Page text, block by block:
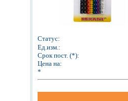
Статус:
Ед.изм.:
Срок пост. (*):
Цена на:
*